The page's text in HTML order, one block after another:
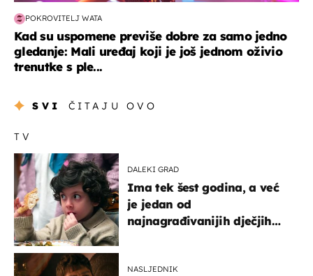
POKROVITELJ WATA
Kad su uspomene previše dobre za samo jedno
gledanje: Mali uređaj koji je još jednom oživio
trenutke s ple...
SVI ČITAJU OVO
TV
DALEKI GRAD
Ima tek šest godina, a već
je jedan od
najnagrađivanijih dječjih
NASLJEDNIK